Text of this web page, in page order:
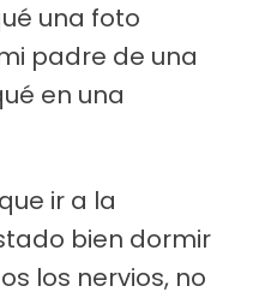
una foto
padre de una
en una
ir a la
bien dormir
los nervios, no